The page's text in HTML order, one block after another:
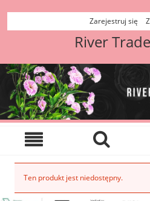
Zarejestruj się
River
Ten produkt jest niedostępny.